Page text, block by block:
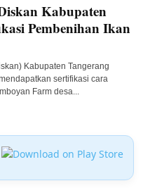
Kabupaten
Pembenihan Ikan
Kabupaten Tangerang
sertifikasi cara
Farm desa...